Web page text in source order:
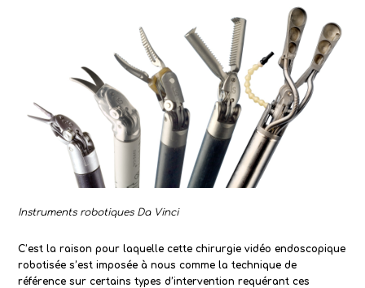
Instruments robotiques Da Vinci
C’est la raison pour laquelle cette chirurgie vidéo endoscopique
robotisée s’est imposée à nous comme la technique de
référence sur certains types d’intervention requérant ces